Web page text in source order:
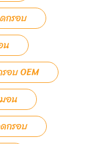
กรอบ
น
บ OEM
อน
กรอบ